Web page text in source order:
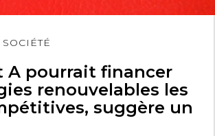
aux commodités
civilisé…
SOCIÉTÉ
A pourrait financer
renouvelables les
suggère un